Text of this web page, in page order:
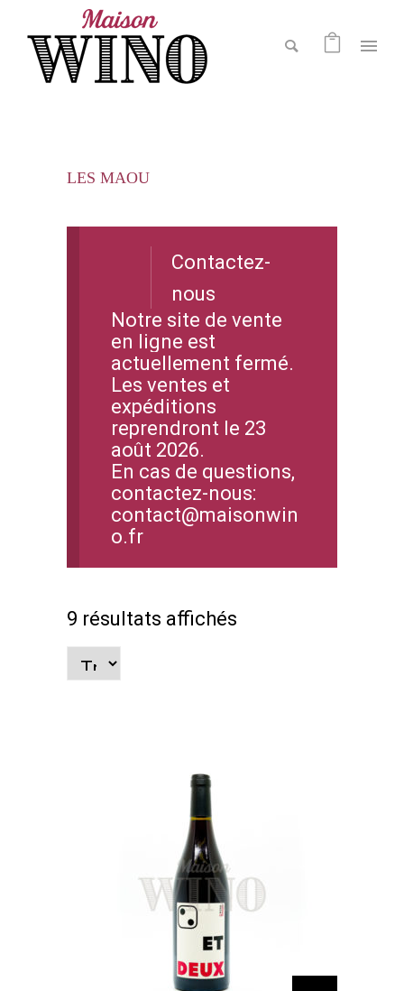
LES MAOU
Contactez-
nous
Notre site de vente
en ligne est
actuellement fermé.
Les ventes et
expéditions
reprendront le 23
août 2026.
En cas de questions,
contactez-nous:
contact@maisonwin
o.fr
9 résultats affichés